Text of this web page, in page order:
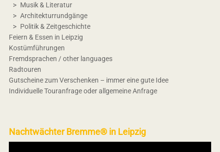
Musik & Literatur
Architekturrundgänge
Politik & Zeitgeschichte
Feiern & Essen in Leipzig
Kostümführungen
Fremdsprachen / other languages
Radtouren
Gutscheine zum Verschenken – immer eine gute Idee
Individuelle Touranfrage oder allgemeine Anfrage
Nachtwächter Bremme® in Leipzig